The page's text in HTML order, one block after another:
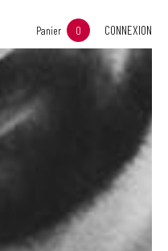
Panier 0 CONNEXION